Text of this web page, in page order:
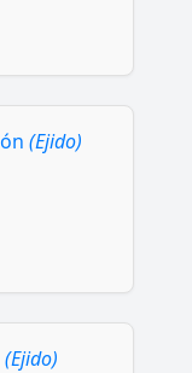
(Ejido)
(Ejido)